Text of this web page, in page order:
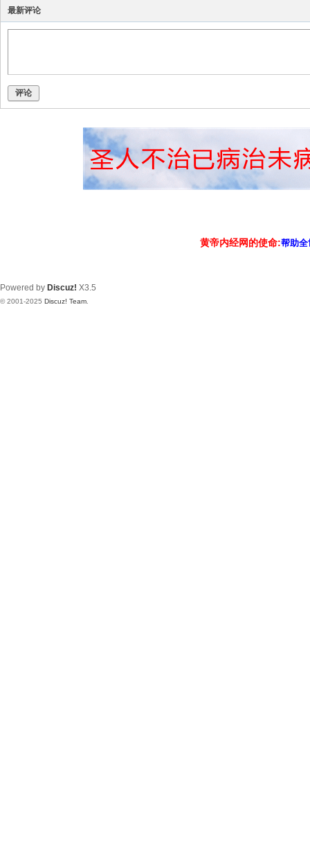
最新评论
评论
黄帝内经网的使命:帮助
Powered by Discuz! X3.5
© 2001-2025 Discuz! Team